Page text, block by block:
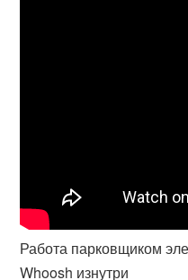
Работа парковщиком
Whoosh изнутри